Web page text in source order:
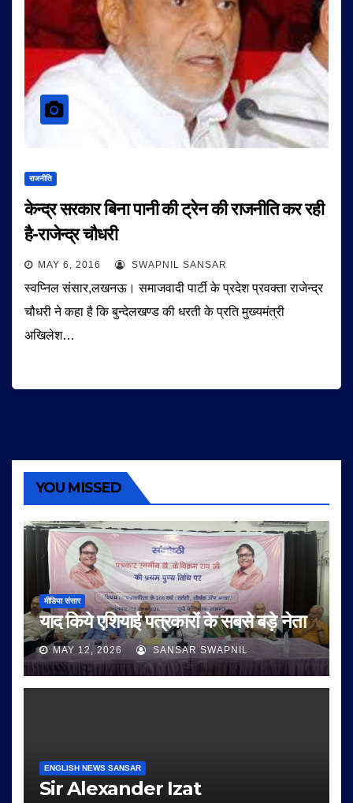
राजनीति
केन्द्र सरकार बिना पानी की ट्रेन की राजनीति कर रही
है-राजेन्द्र चौधरी
MAY 6, 2016 SWAPNIL SANSAR
स्वप्निल संसार,लखनऊ। समाजवादी पार्टी के प्रदेश प्रवक्ता राजेन्द्र
चौधरी ने कहा है कि बुन्देलखण्ड की धरती के प्रति मुख्यमंत्री
अखिलेश…
YOU MISSED
मीडिया संसार
याद किये एशियाई पत्रकारों के सबसे बड़े नेता
MAY 12, 2026 SANSAR SWAPNIL
ENGLISH NEWS SANSAR
Sir Alexander Izat